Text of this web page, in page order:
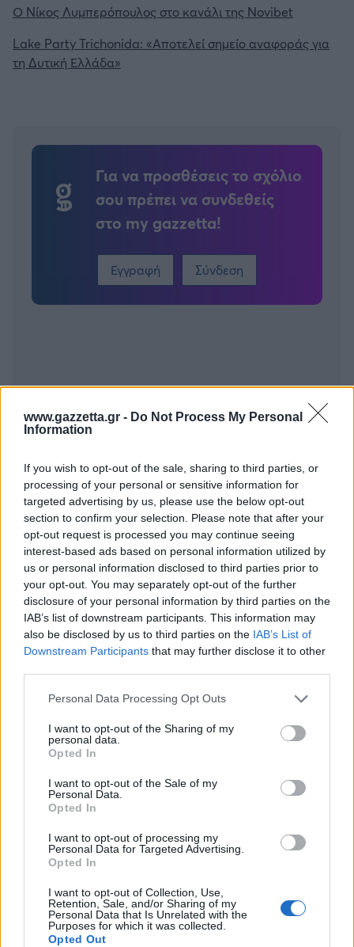
www.gazzetta.gr - Do Not Process My Personal
Information
If you wish to opt-out of the sale, sharing to third parties, or
processing of your personal or sensitive information for
targeted advertising by us, please use the below opt-out
section to confirm your selection. Please note that after your
opt-out request is processed you may continue seeing
interest-based ads based on personal information utilized by
us or personal information disclosed to third parties prior to
your opt-out. You may separately opt-out of the further
disclosure of your personal information by third parties on the
IAB’s list of downstream participants. This information may
also be disclosed by us to third parties on the IAB’s List of
Downstream Participants that may further disclose it to other
Please note that this website/app uses one or more Google
not limited to your visit or usage behaviour. You may click to
grant or deny consent to Google and its third-party tags to
use your data for below specified purposes in below Google
consent section.
Personal Data Processing Opt Outs
I want to opt-out of the Sharing of my
personal data.
Opted In
I want to opt-out of the Sale of my
Personal Data.
Opted In
I want to opt-out of processing my
Personal Data for Targeted Advertising.
Opted In
I want to opt-out of Collection, Use,
Retention, Sale, and/or Sharing of my
Personal Data that Is Unrelated with the
Purposes for which it was collected.
Opted Out
Μίλαν
Ίντερ
Ο Νίκος Λυμπερόπουλος στο κανάλι της Novibet
Lake Party Trichonida: «Αποτελεί σημείο αναφοράς για
τη Δυτική Ελλάδα»
Για να προσθέσεις το σχόλιο
σου πρέπει να συνδεθείς
στο my gazzetta!
Εγγραφή Σύνδεση
BEST OFINTERNET
6 γραφικά χωριά των Κυκλάδων που αξίζει να
ανακαλύψετε
7 έξυπνα tips για να φτιάξετε γρήγορα τη βαλίτσα
των διακοπών